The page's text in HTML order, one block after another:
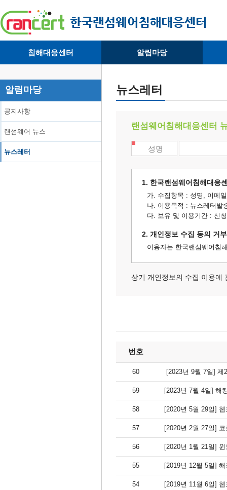
침해대응센터
· 침해피해신고
· 개인정보취급방침
알림마당
· 뉴스레터
알림마당
공지사항
랜섬웨어 뉴스
뉴스레터
뉴스레터
랜섬웨어침해대응센터
성명
1. 한국랜섬웨어침해대응
가. 수집항목 : 성명, 이메
나. 이용목적 : 뉴스레터발
다. 보유 및 이용기간 : 신
2. 개인정보 수집 동의 거
이용자는 한국랜섬웨어침
상기 개인정보의 수집 이용에
번호
60 [2023년 9월 7일]
59 [2023년 7월 4일] 해
58 [2020년 5월 29일]
57 [2020년 2월 27일]
56 [2020년 1월 21일]
55 [2019년 12월 5일]
54 [2019년 11월 6일]